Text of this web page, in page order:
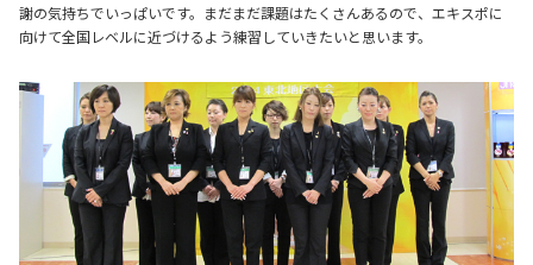
謝の気持ちでいっぱいです。まだまだ課題はたくさんあるので、エキスポに
向けて全国レベルに近づけるよう練習していきたいと思います。